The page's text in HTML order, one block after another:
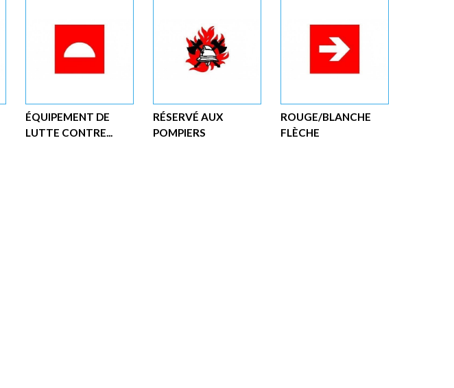
ÉQUIPEMENT DE
LUTTE CONTRE...
RÉSERVÉ AUX
POMPIERS
ROUGE/BLANCHE
FLÈCHE